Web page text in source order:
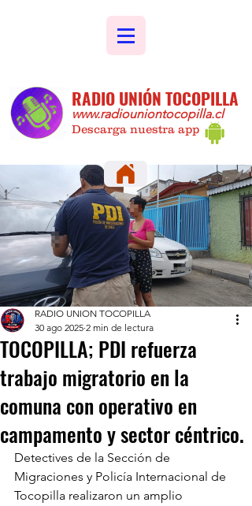
RADIO UNIÓN TOCOPILLA
www.radiouniontocopilla.cl
Descarga nuestra app
TOCOPILLA; PDI refuerza
trabajo migratorio en la
comuna con operativo en
campamento y sector céntrico.
RADIO UNION TOCOPILLA
30 ago 2025 2 min de lectura
Detectives de la Sección de
Migraciones y Policía Internacional de
Tocopilla realizaron un amplio